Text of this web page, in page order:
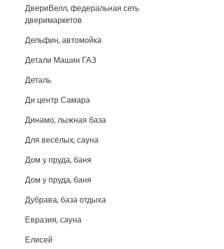
ДвериВелл, федеральная сеть
дверимаркетов
Дельфин, автомойка
Детали Машин ГАЗ
Деталь
Ди центр Самара
Динамо, лыжная база
Для весёлых, сауна
Дом у пруда, баня
Дом у пруда, баня
Дубрава, база отдыха
Евразия, сауна
Елисей